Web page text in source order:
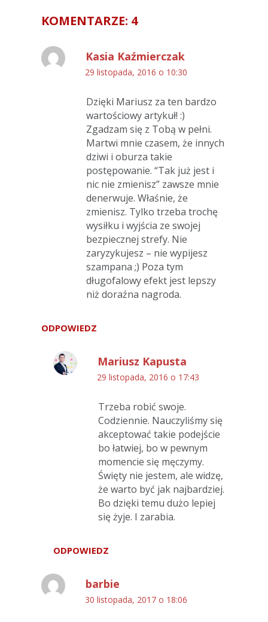
KOMENTARZE: 4
Kasia Kaźmierczak
29 listopada, 2016 o 10:30
Dzięki Mariusz za ten bardzo
wartościowy artykuł! :)
Zgadzam się z Tobą w pełni.
Martwi mnie czasem, że innych
dziwi i oburza takie
postępowanie. “Tak już jest i
nic nie zmienisz” zawsze mnie
denerwuje. Właśnie, że
zmienisz. Tylko trzeba trochę
wysiłku i wyjścia ze swojej
bezpiecznej strefy. Nie
zaryzykujesz – nie wypijesz
szampana ;) Poza tym
długofalowy efekt jest lepszy
niż doraźna nagroda.
ODPOWIEDZ
Mariusz Kapusta
29 listopada, 2016 o 17:43
Trzeba robić swoje.
Codziennie. Nauczyliśmy się
akceptować takie podejście
bo łatwiej, bo w pewnym
momencie się męczymy.
Święty nie jestem, ale widzę,
że warto być jak najbardziej.
Bo dzięki temu dużo lepiej
się żyje. I zarabia.
ODPOWIEDZ
barbie
30 listopada, 2017 o 18:06